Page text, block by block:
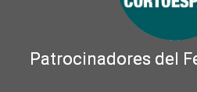
Patrocinadores del